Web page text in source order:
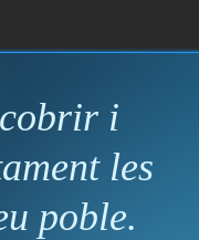
i
les
poble.